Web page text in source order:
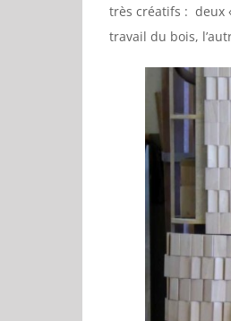
très créatifs : deux
travail du bois,